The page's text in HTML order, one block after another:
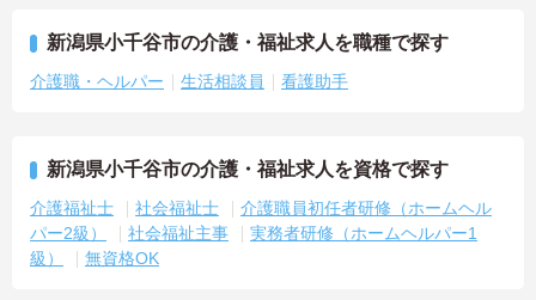
新潟県小千谷市の介護・福祉求人を職種で探す
介護職・ヘルパー 生活相談員 看護助手
新潟県小千谷市の介護・福祉求人を資格で探す
介護福祉士 社会福祉士
介護職員初任者研修（ホームヘル
パー2級）
社会福祉主事
実務者研修（ホームヘルパー1
級）
無資格OK